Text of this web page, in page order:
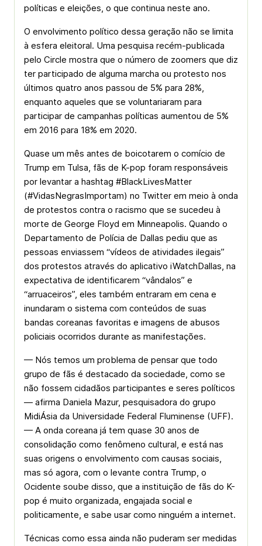
políticas e eleições, o que continua neste ano.
O envolvimento político dessa geração não se limita
à esfera eleitoral. Uma pesquisa recém-publicada
pelo Circle mostra que o número de zoomers que diz
ter participado de alguma marcha ou protesto nos
últimos quatro anos passou de 5% para 28%,
enquanto aqueles que se voluntariaram para
participar de campanhas políticas aumentou de 5%
em 2016 para 18% em 2020.
Quase um mês antes de boicotarem o comício de
Trump em Tulsa, fãs de K-pop foram responsáveis
por levantar a hashtag #BlackLivesMatter
(#VidasNegrasImportam) no Twitter em meio à onda
de protestos contra o racismo que se sucedeu à
morte de George Floyd em Minneapolis. Quando o
Departamento de Polícia de Dallas pediu que as
pessoas enviassem “vídeos de atividades ilegais”
dos protestos através do aplicativo iWatchDallas, na
expectativa de identificarem “vândalos” e
“arruaceiros”, eles também entraram em cena e
inundaram o sistema com conteúdos de suas
bandas coreanas favoritas e imagens de abusos
policiais ocorridos durante as manifestações.
— Nós temos um problema de pensar que todo
grupo de fãs é destacado da sociedade, como se
não fossem cidadãos participantes e seres políticos
— afirma Daniela Mazur, pesquisadora do grupo
MidiÁsia da Universidade Federal Fluminense (UFF).
— A onda coreana já tem quase 30 anos de
consolidação como fenômeno cultural, e está nas
suas origens o envolvimento com causas sociais,
mas só agora, com o levante contra Trump, o
Ocidente soube disso, que a instituição de fãs do K-
pop é muito organizada, engajada social e
politicamente, e sabe usar como ninguém a internet.
Técnicas como essa ainda não puderam ser medidas